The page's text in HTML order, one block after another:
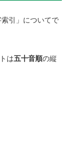
引」についてで
は五十音順の縦